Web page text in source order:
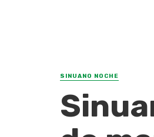
SINUANO NOCHE